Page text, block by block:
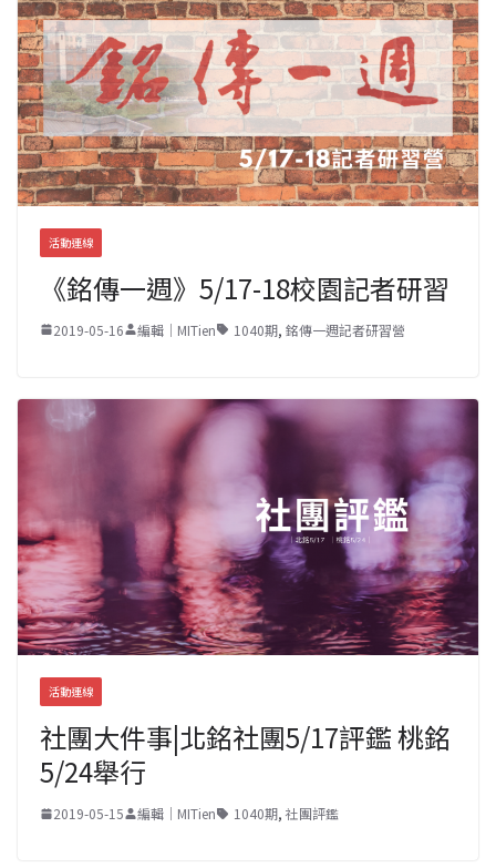
活動連線
《銘傳一週》5/17-18校園記者研習
2019-05-16 編輯｜MITien 1040期, 銘傳一週記者研習營
活動連線
社團大件事|北銘社團5/17評鑑 桃銘
5/24舉行
2019-05-15 編輯｜MITien 1040期, 社團評鑑